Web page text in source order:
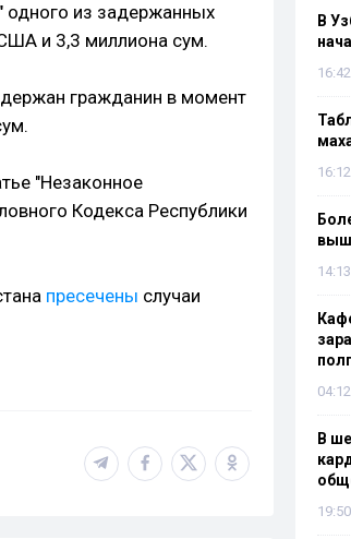
одного из задержанных
и 3,3 миллиона сум.
гражданин в момент
"Незаконное
Кодекса Республики
пресечены случаи
В
В